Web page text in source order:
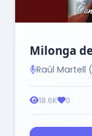
Milonga
Raúl Martell
18.6K 0